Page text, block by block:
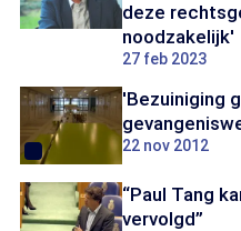
deze
noodzakelijk'
27 feb 2023
'Bezuiniging
22 nov 2012
“Paul Tang
vervolgd”